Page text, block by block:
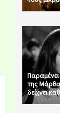
της
δείχνει